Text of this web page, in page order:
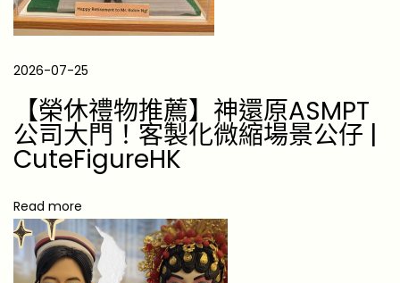
靈
感
皮
革
匠
禮
物
2026-07-25
【榮休禮物推薦】神還原ASMPT
公司大門！客製化微縮場景公仔 |
CuteFigureHK
Read more